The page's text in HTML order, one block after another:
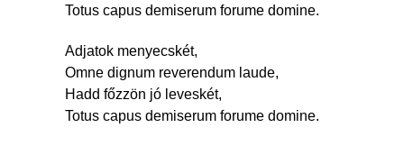
Totus capus demiserum forume domine.
Adjatok menyecskét,
Omne dignum reverendum laude,
Hadd főzzön jó leveskét,
Totus capus demiserum forume domine.